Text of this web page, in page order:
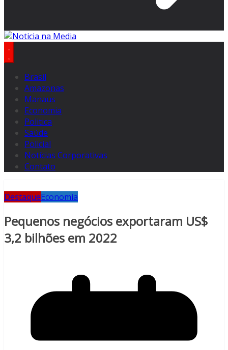
Brasil
Amazonas
Manaus
Economia
Politica
Saúde
Policial
Notícias Corporativas
Contato
DestaqueEconomia
Pequenos negócios exportaram US$
3,2 bilhões em 2022